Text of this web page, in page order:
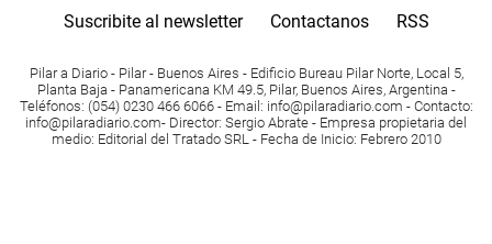
Suscribite al newsletter Contactanos RSS
Pilar a Diario - Pilar - Buenos Aires - Edificio Bureau Pilar Norte, Local 5,
Planta Baja - Panamericana KM 49.5, Pilar, Buenos Aires, Argentina -
Teléfonos: (054) 0230 466 6066 - Email : info@pilaradiario.com - Contacto:
info@pilaradiario.com- Director: Sergio Abrate - Empresa propietaria del
medio: Editorial del Tratado SRL - Fecha de Inicio: Febrero 2010